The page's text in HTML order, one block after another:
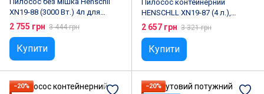
XN19-88 (3000 Вт.) 4л для
сухого прибирання
2 755 грн 3 444 грн
Купити
Пилосос контейнерний
HENSCHLL XN19-87 (4 л.),
Фіолетовий
2 657 грн 3 321 грн
Купити
−20%
−20%